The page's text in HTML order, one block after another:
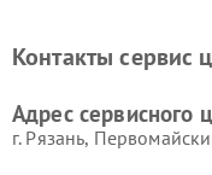
Контакты сервис
Адрес сервисного
г. Рязань,